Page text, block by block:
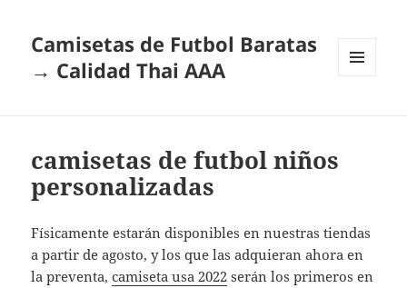
Camisetas de Futbol Baratas
→ Calidad Thai AAA
camisetas de futbol niños
personalizadas
Físicamente estarán disponibles en nuestras tiendas
a partir de agosto, y los que las adquieran ahora en
la preventa,camiseta usa 2022 serán los primeros en